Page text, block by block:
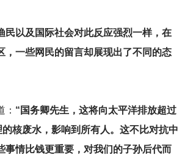
民以及国际社会对此反应强烈一样，在
，一些网民的留言却展现出了不同的态
“国务卿先生，这将向太平洋排放超过
核废水，影响到所有人。这不比对抗中
事情比钱更重要，对我们的子孙后代而